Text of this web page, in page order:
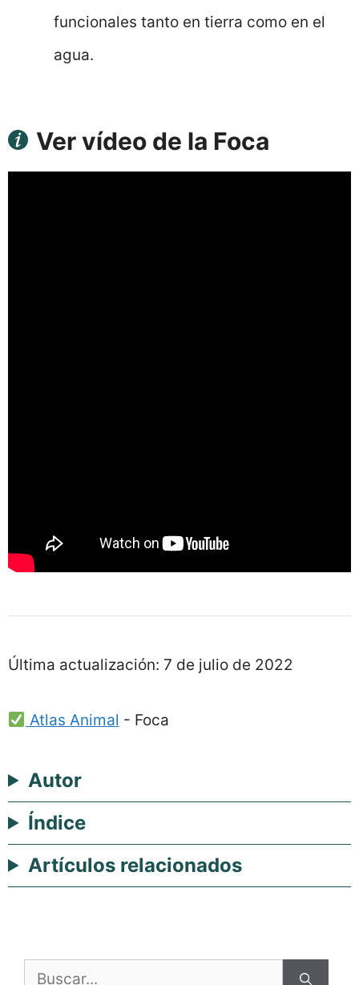
funcionales tanto en tierra como en el
agua.
Ver vídeo de la Foca
Última actualización: 7 de julio de 2022
Atlas Animal - Foca
Autor
Índice
Artículos relacionados
Buscar: